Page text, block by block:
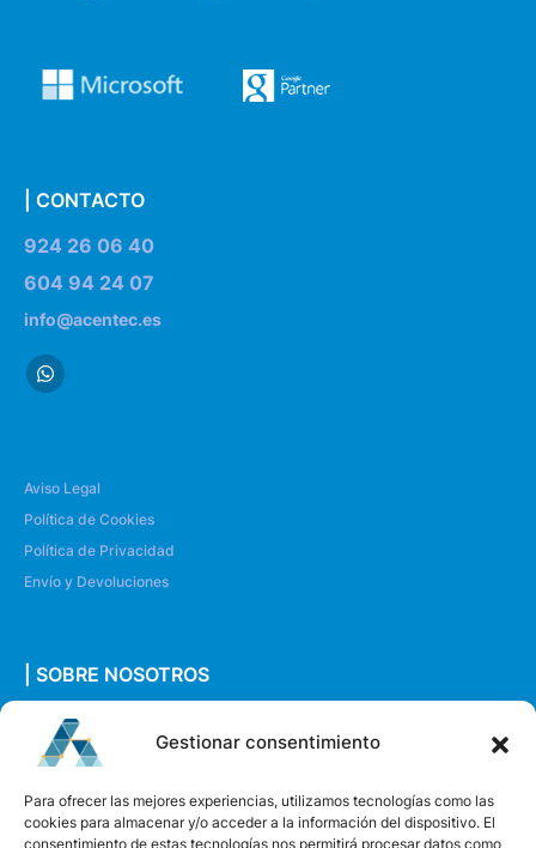
Gestionar consentimiento
Para ofrecer las mejores experiencias, utilizamos tecnologías como las
cookies para almacenar y/o acceder a la información del dispositivo. El
consentimiento de estas tecnologías nos permitirá procesar datos como
| CONTACTO
924 26 06 40
604 94 24 07
info@acentec.es
Aviso Legal
Política de Cookies
Política de Privacidad
Envío y Devoluciones
| SOBRE NOSOTROS
Quiénes somos
Envíanos un mensaje